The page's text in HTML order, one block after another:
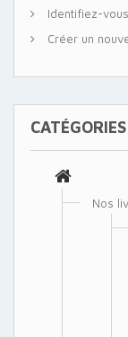
Identifiez-vous
Créer un
CATÉGORIES
Nos